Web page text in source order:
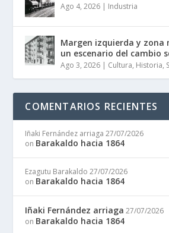
Ago 4, 2026 | Industria
Margen izquierda y zona
un escenario del cambio
Ago 3, 2026 | Cultura, Historia,
COMENTARIOS RECIENTES
Iñaki Fernández arriaga 27/07/2026
on Barakaldo hacia 1864
Ezagutu Barakaldo 27/07/2026
on Barakaldo hacia 1864
Iñaki Fernández arriaga 27/07/2026
on Barakaldo hacia 1864